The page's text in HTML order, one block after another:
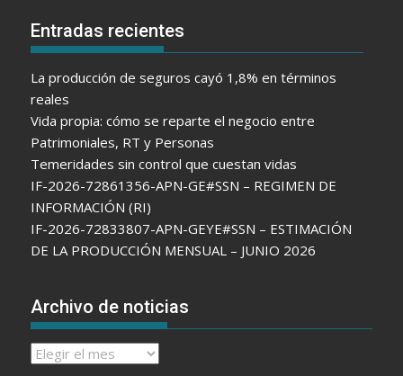
Entradas recientes
La producción de seguros cayó 1,8% en términos
reales
Vida propia: cómo se reparte el negocio entre
Patrimoniales, RT y Personas
Temeridades sin control que cuestan vidas
IF-2026-72861356-APN-GE#SSN – REGIMEN DE
INFORMACIÓN (RI)
IF-2026-72833807-APN-GEYE#SSN – ESTIMACIÓN
DE LA PRODUCCIÓN MENSUAL – JUNIO 2026
Archivo de noticias
Archivo